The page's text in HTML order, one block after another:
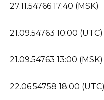
27.11.54766 17:40 (MSK)
21.09.54763 10:00 (UTC)
21.09.54763 13:00 (MSK)
22.06.54758 18:00 (UTC)